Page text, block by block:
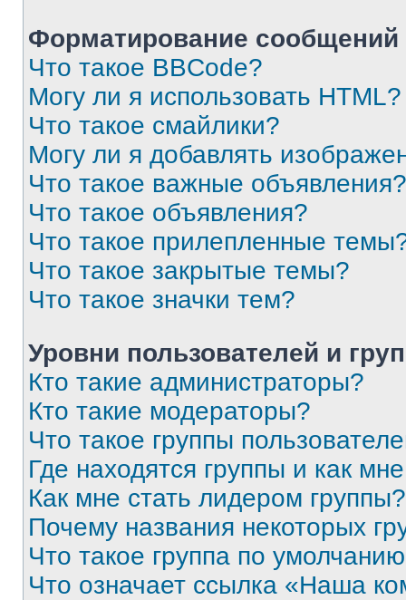
Форматирование
Что такое BBCode?
Могу ли я использовать HTML?
Что такое смайлики?
Могу ли я добавлять
Что такое важные объявления?
Что такое объявления?
Что такое прилепленные
Что такое закрытые темы?
Что такое значки тем?
Уровни пользователей и
Кто такие администраторы?
Кто такие модераторы?
Что такое группы
Где находятся группы и как
Как мне стать лидером группы?
Почему названия некоторых
Что такое группа по
Что означает ссылка «Наша